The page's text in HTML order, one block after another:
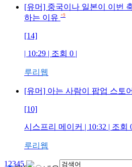
[유머] 중국이나 일본이 이번
하는 이유 +9
[14]
| 10:29 | 조회 0 |
루리웹
[유머] 아는 사람이 팝업 스토
[10]
시스프리 메이커 | 10:32 | 조회
루리웹
12345